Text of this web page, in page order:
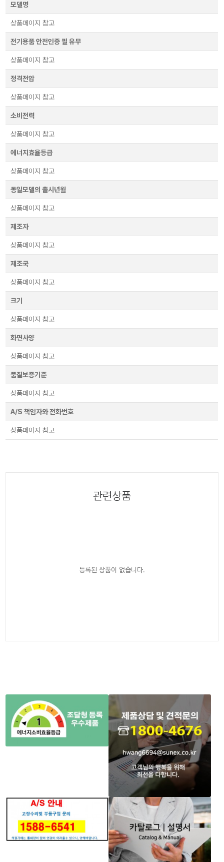
모델명
상품페이지 참고
전기용품 안전인증 필 유무
상품페이지 참고
정격전압
상품페이지 참고
소비전력
상품페이지 참고
에너지효율등급
상품페이지 참고
동일모델의 출시년월
상품페이지 참고
제조자
상품페이지 참고
제조국
상품페이지 참고
크기
상품페이지 참고
화면사양
상품페이지 참고
품질보증기준
상품페이지 참고
A/S 책임자와 전화번호
상품페이지 참고
관련상품
등록된 상품이 없습니다.